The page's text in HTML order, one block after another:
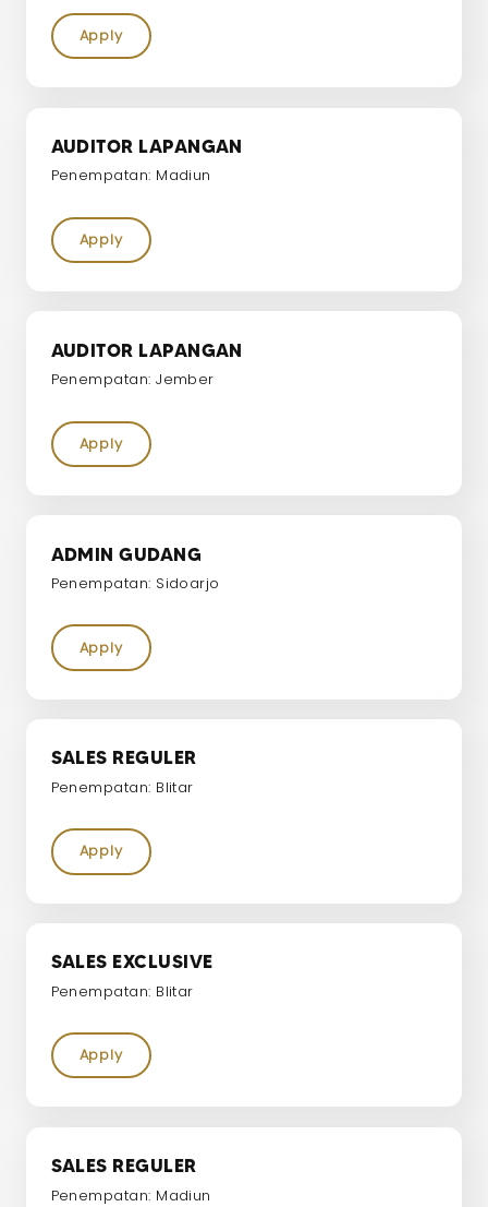
Apply
AUDITOR LAPANGAN
Penempatan: Madiun
Apply
AUDITOR LAPANGAN
Penempatan: Jember
Apply
ADMIN GUDANG
Penempatan: Sidoarjo
Apply
SALES REGULER
Penempatan: Blitar
Apply
SALES EXCLUSIVE
Penempatan: Blitar
Apply
SALES REGULER
Penempatan: Madiun